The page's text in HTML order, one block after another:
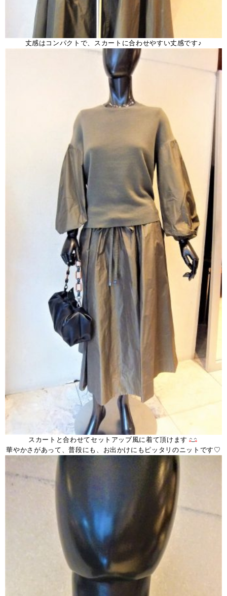
丈感はコンパクトで、スカートに合わせやすい丈感です♪
スカートと合わせてセットアップ風に着て頂けます
華やかさがあって、普段にも、お出かけにもピッタリのニットです♡